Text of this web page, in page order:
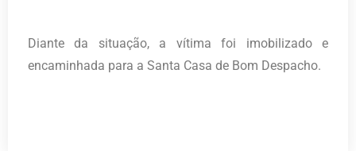
Diante da situação, a vítima foi imobilizado e
encaminhada para a Santa Casa de Bom Despacho.